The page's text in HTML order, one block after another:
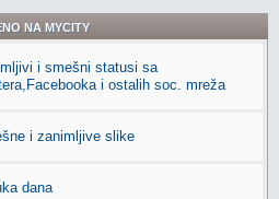
NA MYCITY
i smešni statusi sa
i ostalih soc. mreža
i zanimljive slike
dana